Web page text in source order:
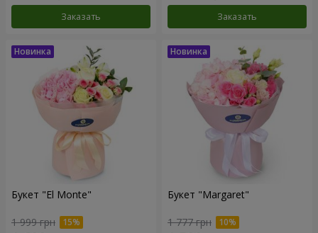
Заказать Заказать
Букет "El Monte"
1 999 грн
Букет "Margaret"
1 777 грн